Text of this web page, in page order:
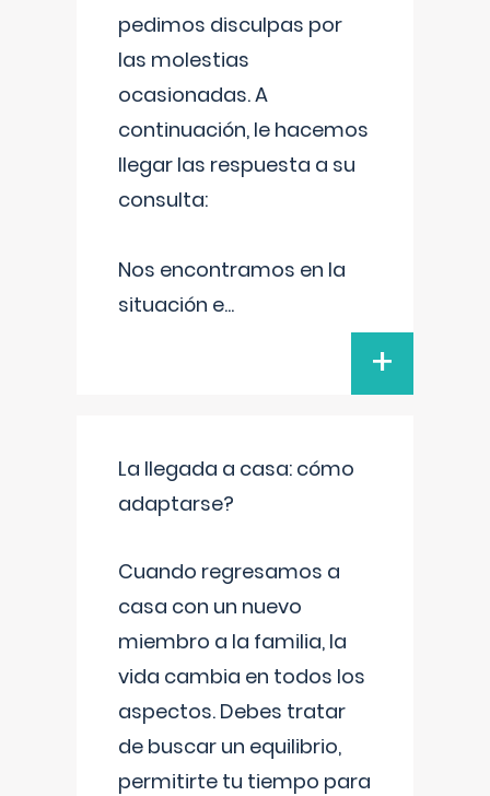
pedimos disculpas por
las molestias
ocasionadas. A
continuación, le hacemos
llegar las respuesta a su
consulta:
Nos encontramos en la
situación e...
+
La llegada a casa: cómo
adaptarse?
Cuando regresamos a
casa con un nuevo
miembro a la familia, la
vida cambia en todos los
aspectos. Debes tratar
de buscar un equilibrio,
permitirte tu tiempo para